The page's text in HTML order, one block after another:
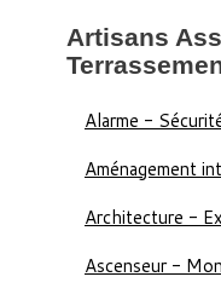
Artisans
Alarme -
Aménagement
Architecture -
Ascenseur -